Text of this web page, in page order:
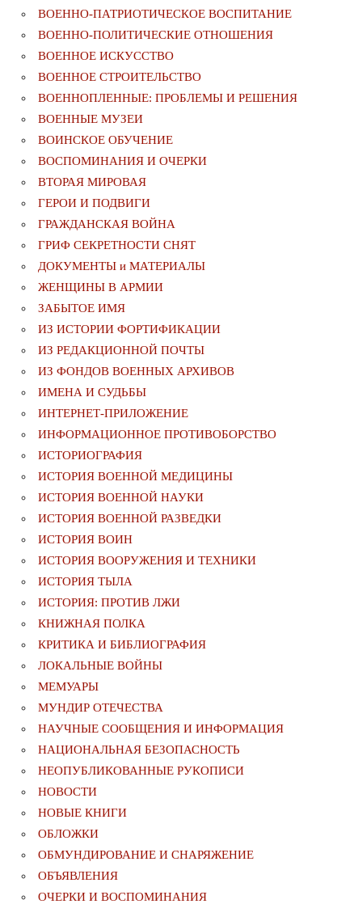
ВОЕННО-ПАТРИОТИЧЕСКОЕ ВОСПИТАНИЕ
ВОЕННО-ПОЛИТИЧЕСКИE ОТНОШЕНИЯ
ВОЕННОЕ ИСКУССТВО
ВОЕННОЕ СТРОИТЕЛЬСТВО
ВОЕННОПЛЕННЫЕ: ПРОБЛЕМЫ И РЕШЕНИЯ
ВОЕННЫЕ МУЗЕИ
ВОИНСКОЕ ОБУЧЕНИЕ
ВОСПОМИНАНИЯ И ОЧЕРКИ
ВТОРАЯ МИРОВАЯ
ГЕРОИ И ПОДВИГИ
ГРАЖДАНСКАЯ ВОЙНА
ГРИФ СЕКРЕТНОСТИ СНЯТ
ДОКУМЕНТЫ и МАТЕРИАЛЫ
ЖЕНЩИНЫ В АРМИИ
ЗАБЫТОЕ ИМЯ
ИЗ ИСТОРИИ ФОРТИФИКАЦИИ
ИЗ РЕДАКЦИОННОЙ ПОЧТЫ
ИЗ ФОНДОВ ВОЕННЫХ АРХИВОВ
ИМЕНА И СУДЬБЫ
ИНТЕРНЕТ-ПРИЛОЖЕНИЕ
ИНФОРМАЦИОННОЕ ПРОТИВОБОРСТВО
ИСТОРИОГРАФИЯ
ИСТОРИЯ ВОЕННОЙ МЕДИЦИНЫ
ИСТОРИЯ ВОЕННОЙ НАУКИ
ИСТОРИЯ ВОЕННОЙ РАЗВЕДКИ
ИСТОРИЯ ВОИН
ИСТОРИЯ ВООРУЖЕНИЯ И ТЕХНИКИ
ИСТОРИЯ ТЫЛА
ИСТОРИЯ: ПРОТИВ ЛЖИ
КНИЖНАЯ ПОЛКА
КРИТИКА И БИБЛИОГРАФИЯ
ЛОКАЛЬНЫЕ ВОЙНЫ
МЕМУАРЫ
МУНДИР ОТЕЧЕСТВА
НАУЧНЫЕ СООБЩЕНИЯ И ИНФОРМАЦИЯ
НАЦИОНАЛЬНАЯ БЕЗОПАСНОСТЬ
НЕОПУБЛИКОВАННЫЕ РУКОПИСИ
НОВОСТИ
НОВЫЕ КНИГИ
ОБЛОЖКИ
ОБМУНДИРОВАНИЕ И СНАРЯЖЕНИЕ
ОБЪЯВЛЕНИЯ
ОЧЕРКИ И ВОСПОМИНАНИЯ